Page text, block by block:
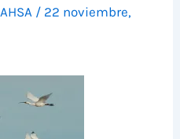
AHSA / 22 noviembre,